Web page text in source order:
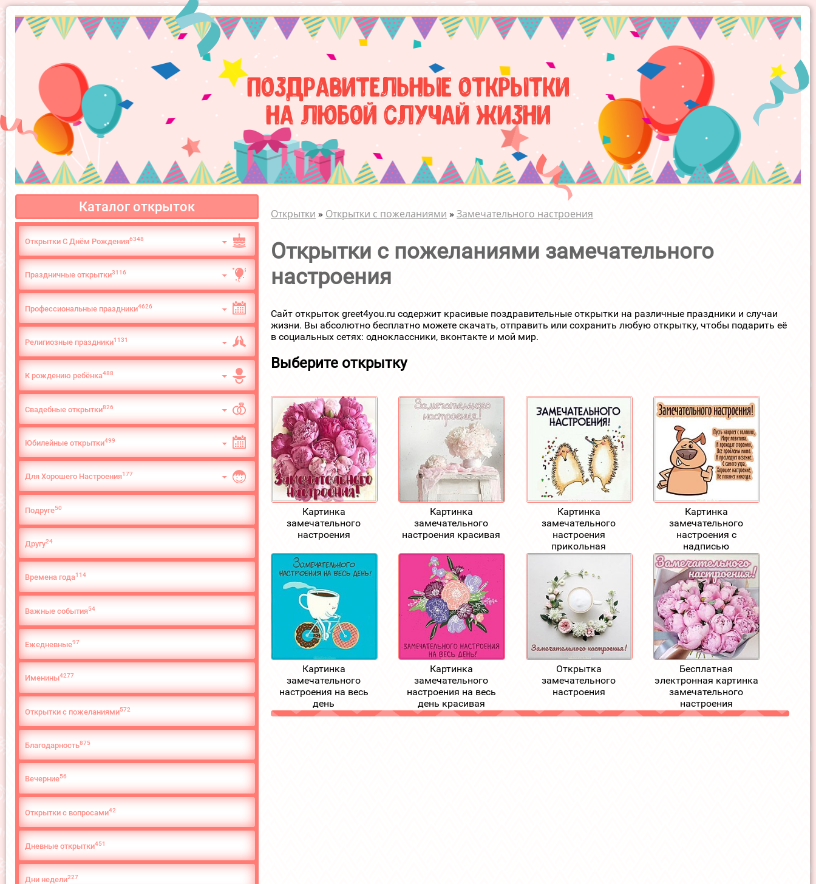
Поздравительные открытки
на любой случай жизни
Каталог открыток
Открытки С Днём Рождения6348
Праздничные открытки3116
Профессиональные праздники4626
Религиозные праздники1131
К рождению ребёнка488
Свадебные открытки826
Юбилейные открытки499
Для Хорошего Настроения177
Подруге50
Другу24
Времена года114
Важные события54
Ежедневные97
Именины4277
Открытки с пожеланиями572
Благодарность875
Вечерние56
Открытки с вопросами42
Дневные открытки451
Дни недели227
Открытки » Открытки с пожеланиями »Замечательного настроения
Открытки с пожеланиями замечательного
настроения
Сайт открыток greet4you.ru содержит красивые поздравительные открытки на различные праздники и случаи
жизни. Вы абсолютно бесплатно можете скачать, отправить или сохранить любую открытку, чтобы подарить её
в социальных сетях: одноклассники, вконтакте и мой мир.
Выберите открытку
Картинка
замечательного
настроения
Картинка
замечательного
настроения красивая
Картинка
замечательного
настроения
прикольная
Картинка
замечательного
настроения с
надписью
Картинка
замечательного
настроения на весь
день
Картинка
замечательного
настроения на весь
день красивая
Открытка
замечательного
настроения
Бесплатная
электронная картинка
замечательного
настроения